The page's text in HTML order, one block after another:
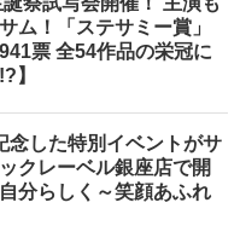
ム！「ステサミー賞」
票 全54作品の栄冠に
】
念した特別イベントがサ
クレーベル銀座店で開
分らしく～笑顔あふれ